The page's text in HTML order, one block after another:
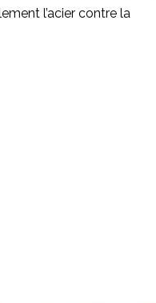
l’acier contre la